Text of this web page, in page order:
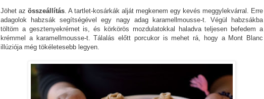
Jöhet az összeállítás. A tartlet-kosárkák alját megkenem egy kevés meggylekvárral. Erre
adagolok habzsák segítségével egy nagy adag karamellmousse-t. Végül habzsákba
töltöm a gesztenyekrémet is, és körkörös mozdulatokkal haladva teljesen befedem a
krémmel a karamellmousse-t. Tálalás előtt porcukor is mehet rá, hogy a Mont Blanc
illúziója még tökéletesebb legyen.